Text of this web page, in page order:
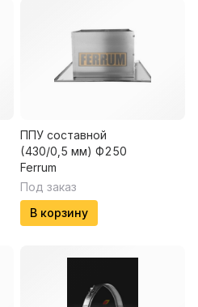
ППУ составной
(430/0,5 мм) Ф250
Ferrum
Под заказ
В корзину